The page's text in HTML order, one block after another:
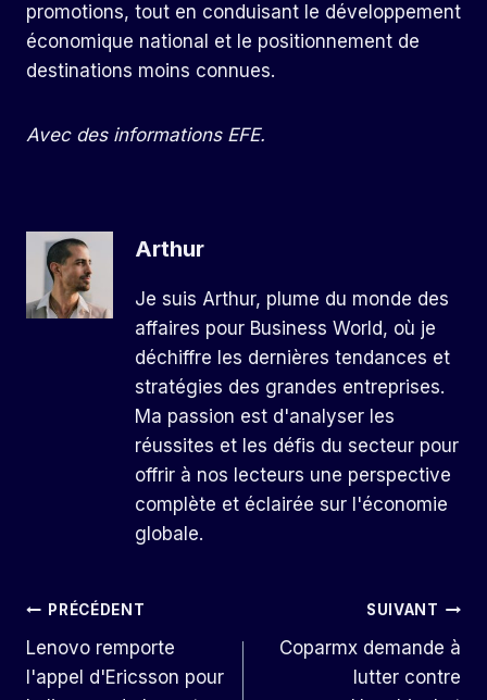
promotions, tout en conduisant le développement
économique national et le positionnement de
destinations moins connues.
Avec des informations EFE.
Arthur
Je suis Arthur, plume du monde des
affaires pour Business World, où je
déchiffre les dernières tendances et
stratégies des grandes entreprises.
Ma passion est d'analyser les
réussites et les défis du secteur pour
offrir à nos lecteurs une perspective
complète et éclairée sur l'économie
globale.
Navigation
De
PRÉCÉDENT
Lenovo remporte
l'appel d'Ericsson pour
SUIVANT
Coparmx demande à
lutter contre